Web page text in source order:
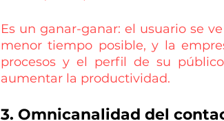
Es un ganar-ganar: el usuario se
menor tiempo posible, y la
procesos y el perfil de su
aumentar la productividad.
3. Omnicanalidad del